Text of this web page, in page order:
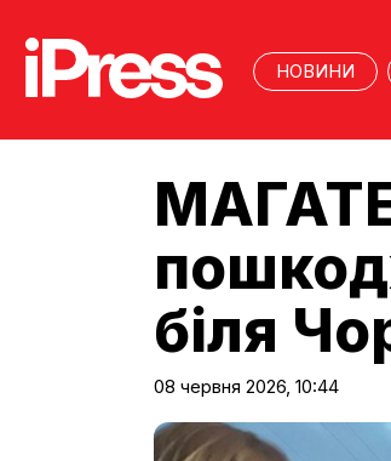
НОВИНИ
МАГАТЕ
біля
08 червня 2026, 10:44